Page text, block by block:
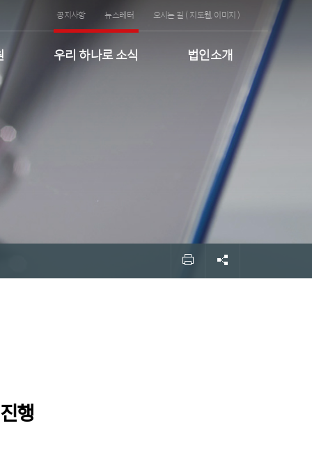
공지사항 뉴스레터 오시는 길 ( 지도웹,이미지 )
우리 하나로 소식 법인소개
행